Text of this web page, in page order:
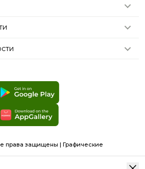
права защищены | Графические